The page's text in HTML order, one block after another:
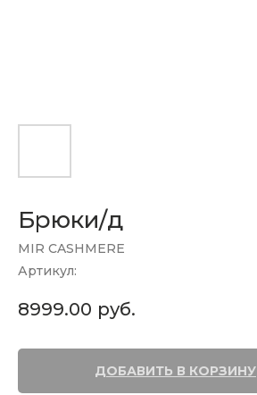
Брюки/д
MIR CASHMERE
Артикул:
8999.00 руб.
ДОБАВИТЬ В КОРЗИНУ